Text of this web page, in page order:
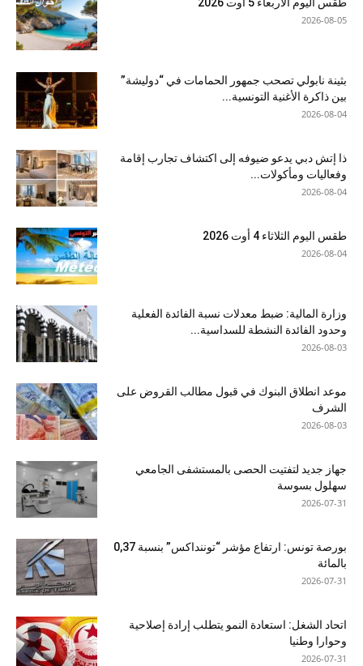
طقس اليوم الأربعاء 5 أوت 2026
2026-08-05
بثينة نابولي تصحب جمهور الحمامات في “دوليشة”
بين ذاكرة الأغنية التونسية...
2026-08-04
ذا إتش دبي يدعو ضيوفه إلى اكتشاف تجارب إقامة
وفعاليات ومأكولات...
2026-08-04
طقس اليوم الثلاثاء 4 أوت 2026
2026-08-04
وزارة المالية: ضبط معدلات نسبة الفائدة الفعلية
وحدود الفائدة النشطة للسداسية...
2026-08-03
موعد انطلاق البنوك في قبول مطالب القروض على
الشرف
2026-08-03
جهاز جديد لتفتيت الحصى بالمستشفى الجامعي
سهلول بسوسة
2026-07-31
بورصة تونس: ارتفاع مؤشر “توننداكس” بنسبة 0,37
بالمائة
2026-07-31
اتحاد الشغل: استعادة النمو يتطلب إرادة إصلاحية
وحوارا وطنيا
2026-07-31